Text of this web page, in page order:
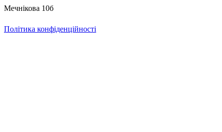
Мечнікова 10б
Політика конфіденційності